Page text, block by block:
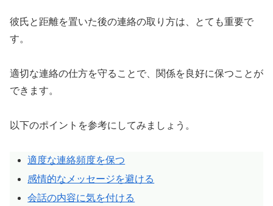
彼氏と距離を置いた後の連絡の取り方は、とても重要で
す。
適切な連絡の仕方を守ることで、関係を良好に保つことが
できます。
以下のポイントを参考にしてみましょう。
適度な連絡頻度を保つ
感情的なメッセージを避ける
会話の内容に気を付ける